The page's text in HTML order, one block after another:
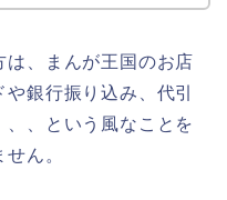
は、まんが王国のお店
銀行振り込み、代引
、という風なことを
ん。